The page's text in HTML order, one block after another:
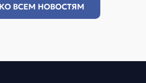
КО ВСЕМ НОВОСТЯМ